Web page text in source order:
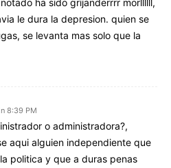
ha sido grijanderrrr morllllll,
le dura la depresion. quien se
se levanta mas solo que la
8:39 PM
o administradora?,
aqui alguien independiente que
politica y que a duras penas